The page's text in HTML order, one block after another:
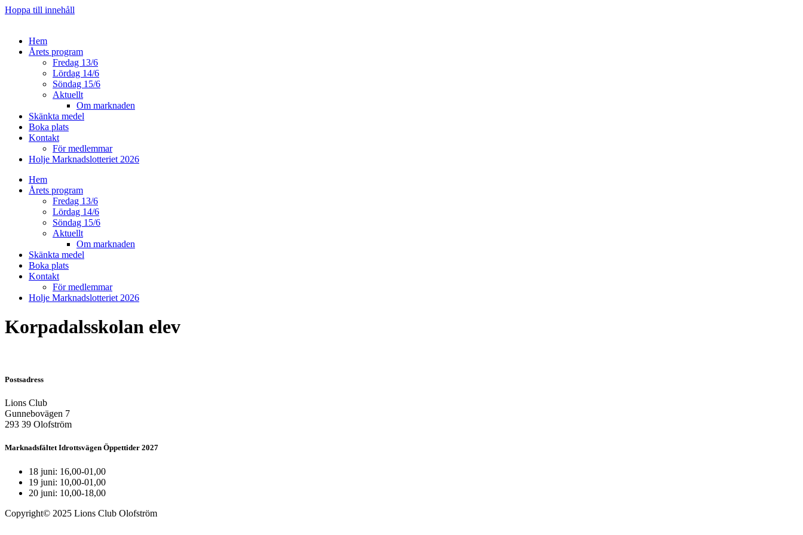
Hoppa till innehåll
Hem
Årets program
Fredag 13/6
Lördag 14/6
Söndag 15/6
Aktuellt
Om marknaden
Skänkta medel
Boka plats
Kontakt
För medlemmar
Holje Marknadslotteriet 2026
Hem
Årets program
Fredag 13/6
Lördag 14/6
Söndag 15/6
Aktuellt
Om marknaden
Skänkta medel
Boka plats
Kontakt
För medlemmar
Holje Marknadslotteriet 2026
Korpadalsskolan elev
Postsadress
Lions Club
Gunnebovägen 7
293 39 Olofström
Marknadsfältet Idrottsvägen Öppettider 2027
18 juni: 16,00-01,00
19 juni: 10,00-01,00
20 juni: 10,00-18,00
Copyright© 2025 Lions Club Olofström